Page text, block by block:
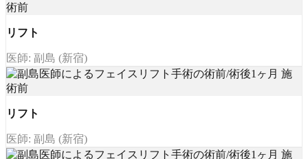
リフト
医師: 副島 (新宿)
リフト
医師: 副島 (新宿)